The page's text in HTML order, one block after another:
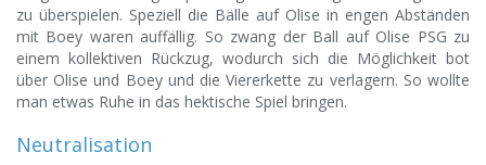
zu überspielen. Speziell die Bälle auf Olise in engen Abständen
mit Boey waren auffällig. So zwang der Ball auf Olise PSG zu
einem kollektiven Rückzug, wodurch sich die Möglichkeit bot
über Olise und Boey und die Viererkette zu verlagern. So wollte
man etwas Ruhe in das hektische Spiel bringen.
Neutralisation